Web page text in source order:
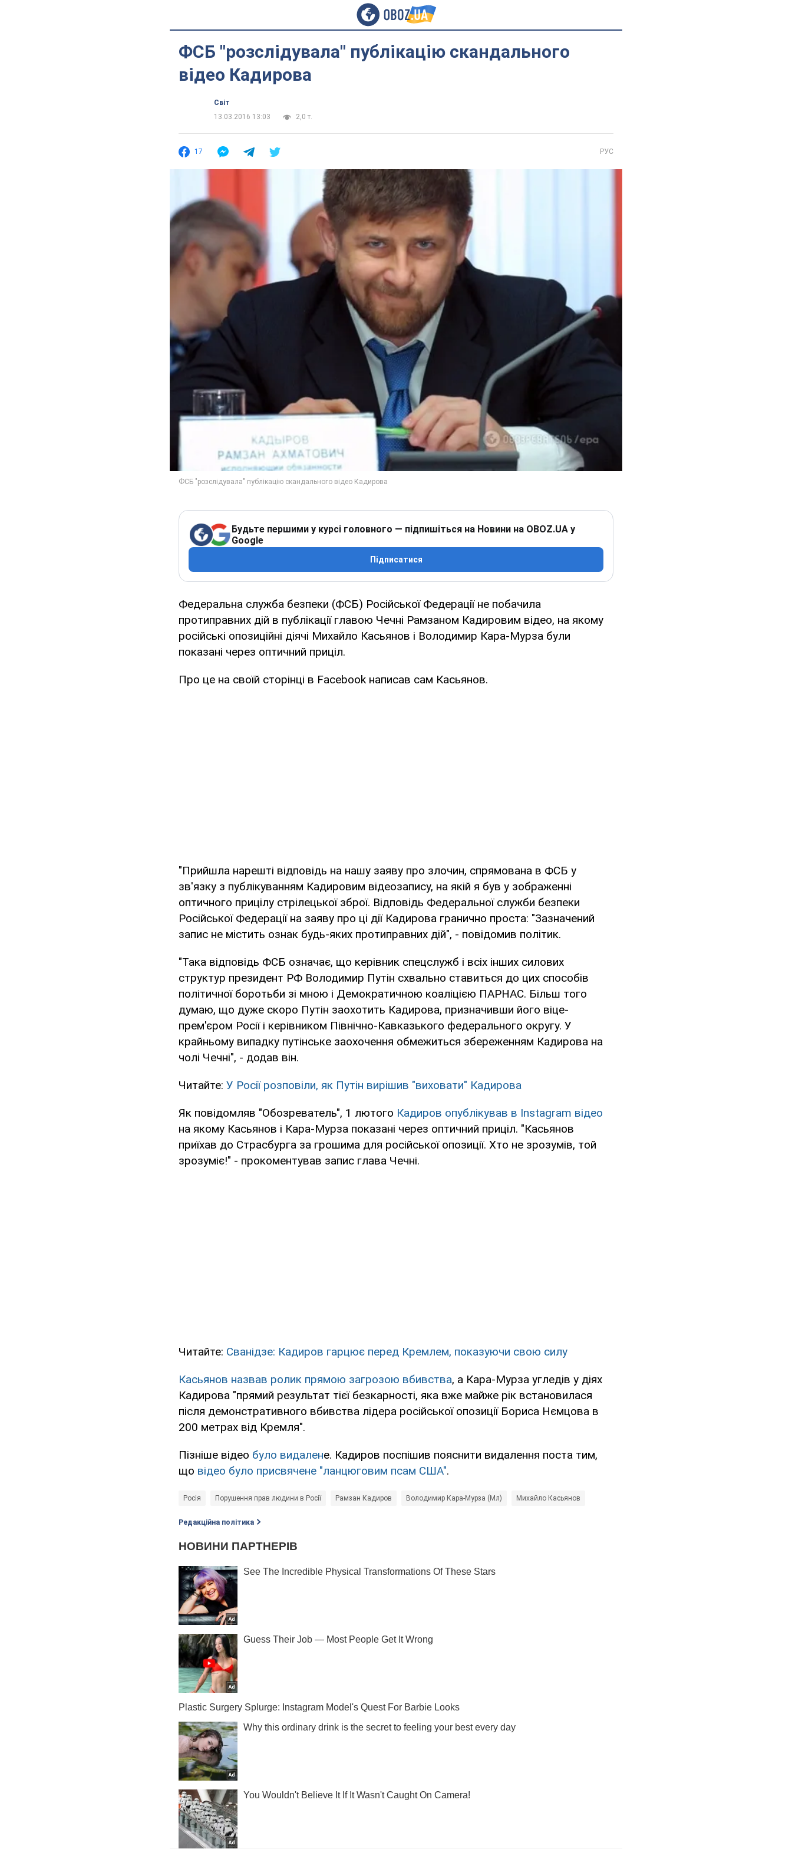
ФСБ "розслідувала" публікацію скандального
відео Кадирова
Світ
13.03.2016 13:03
2,0 т.
17 РУС
Будьте першими у курсі головного — підпишіться на Новини на OBOZ.UA у
Google
Підписатися
Федеральна служба безпеки (ФСБ) Російської Федерації не побачила
протиправних дій в публікації главою Чечні Рамзаном Кадировим відео, на якому
російські опозиційні діячі Михайло Касьянов і Володимир Кара-Мурза були
показані через оптичний приціл.
Про це на своїй сторінці в Facebook написав сам Касьянов.
"Прийшла нарешті відповідь на нашу заяву про злочин, спрямована в ФСБ у
зв'язку з публікуванням Кадировим відеозапису, на якій я був у зображенні
оптичного прицілу стрілецької зброї. Відповідь Федеральної служби безпеки
Російської Федерації на заяву про ці дії Кадирова гранично проста: "Зазначений
запис не містить ознак будь-яких протиправних дій", - повідомив політик.
"Така відповідь ФСБ означає, що керівник спецслужб і всіх інших силових
структур президент РФ Володимир Путін схвально ставиться до цих способів
політичної боротьби зі мною і Демократичною коаліцією ПАРНАС. Більш того
думаю, що дуже скоро Путін заохотить Кадирова, призначивши його віце-
прем'єром Росії і керівником Північно-Кавказького федерального округу. У
крайньому випадку путінське заохочення обмежиться збереженням Кадирова на
чолі Чечні", - додав він.
Читайте: У Росії розповіли, як Путін вирішив "виховати" Кадирова
Як повідомляв "Обозреватель", 1 лютого Кадиров опублікував в Instagram відео
на якому Касьянов і Кара-Мурза показані через оптичний приціл. "Касьянов
приїхав до Страсбурга за грошима для російської опозиції. Хто не зрозумів, той
зрозуміє!" - прокоментував запис глава Чечні.
Читайте: Сванідзе: Кадиров гарцює перед Кремлем, показуючи свою силу
Касьянов назвав ролик прямою загрозою вбивства, а Кара-Мурза угледів у діях
Кадирова "прямий результат тієї безкарності, яка вже майже рік встановилася
після демонстративного вбивства лідера російської опозиції Бориса Нємцова в
200 метрах від Кремля".
Пізніше відео було видалене. Кадиров поспішив пояснити видалення поста тим,
що відео було присвячене "ланцюговим псам США".
Росія Порушення прав людини в Росії Рамзан Кадиров Володимир Кара-Мурза (Мл) Михайло Касьянов
Редакційна політика